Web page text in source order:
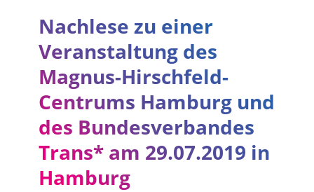
Nachlese zu einer
Veranstaltung des
Magnus-Hirschfeld-
Centrums Hamburg und
des Bundesverbandes
Trans* am 29.07.2019 in
Hamburg